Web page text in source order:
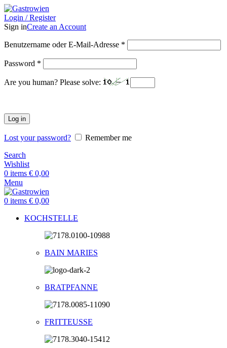
Login / Register
Sign inCreate an Account
Benutzername oder E-Mail-Adresse *
Password *
Are you human? Please solve:
Log in
Lost your password?
Remember me
Search
Wishlist
0 items € 0,00
Menu
0 items € 0,00
KOCHSTELLE
BAIN MARIES
BRATPFANNE
FRITTEUSSE